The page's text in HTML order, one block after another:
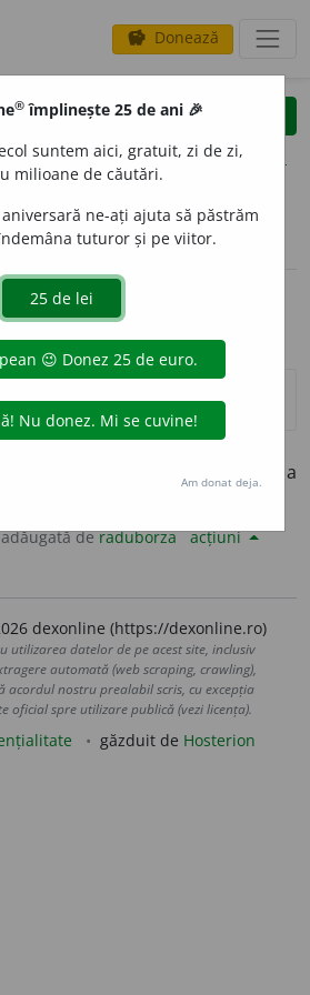
savings Donează
clear
opțiuni
volume_up (1)
cineva de avere ori de drepturi; a
adăugată deraduborza acțiuni
dexonline (https://dexonline.ro)
utilizarea datelor de pe acest site, inclusiv
automată (web scraping, crawling),
acordul nostru prealabil scris, cu excepția
oficial spre utilizare publică (vezi licența).
găzduit de Hosterion
® împlinește 25 de ani 🎉
suntem aici, gratuit, zi de zi,
milioane de căutări.
ne-ați ajuta să păstrăm
tuturor și pe viitor.
Am donat deja.